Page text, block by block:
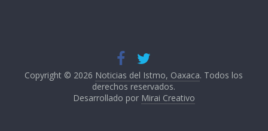
Copyright © 2026 Noticias del Istmo, Oaxaca. Todos los
derechos reservados.
Desarrollado por Mirai Creativo